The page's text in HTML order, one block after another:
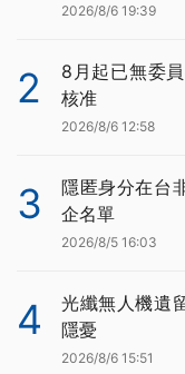
2026/8/6 19:39
2
8月起已無委
核准
2026/8/6 12:58
3
隱匿身分在台
企名單
2026/8/5 16:03
4
光纖無人機遺
隱憂
2026/8/6 15:51